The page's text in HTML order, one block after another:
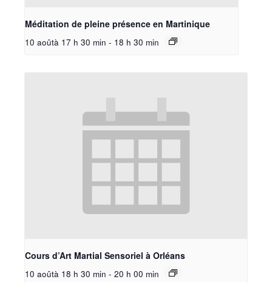
Méditation de pleine présence en Martinique
10 aoûtà 17 h 30 min - 18 h 30 min
Cours d’Art Martial Sensoriel à Orléans
10 aoûtà 18 h 30 min - 20 h 00 min